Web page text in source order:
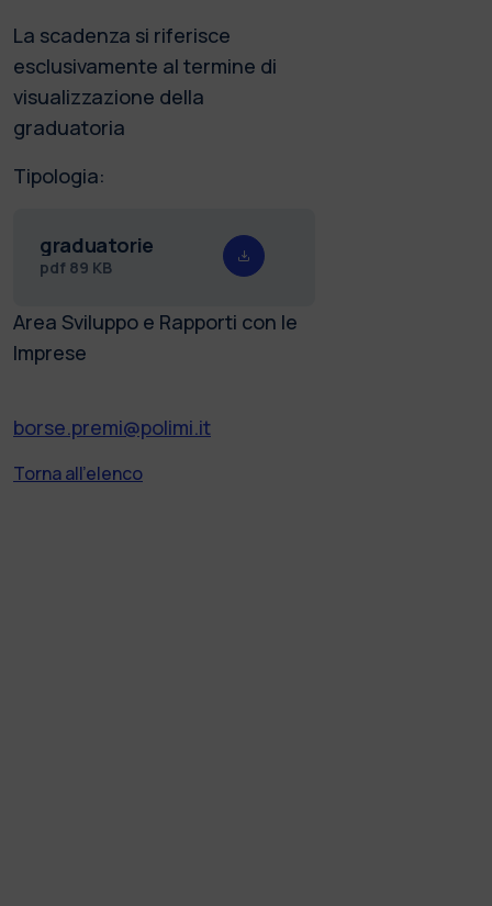
La scadenza si riferisce
esclusivamente al termine di
visualizzazione della
graduatoria
Tipologia:
graduatorie
pdf 89 KB
Area Sviluppo e Rapporti con le
Imprese
borse.premi@polimi.it
Torna all'elenco